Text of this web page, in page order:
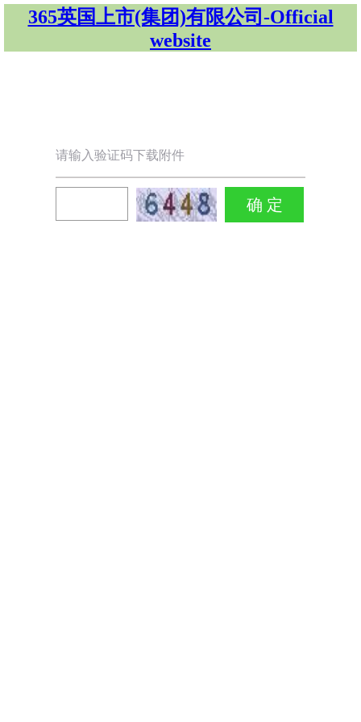
365英国上市(集团)有限公司-Official
website
请输入验证码下载附件